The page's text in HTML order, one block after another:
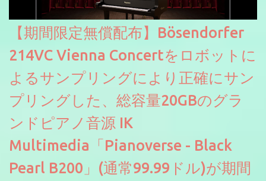
【期間限定無償配布】Bösendorfer
214VC Vienna Concertをロボットに
よるサンプリングにより正確にサン
プリングした、総容量20GBのグラ
ンドピアノ音源 IK
Multimedia「Pianoverse - Black
Pearl B200」(通常99.99ドル)が期間